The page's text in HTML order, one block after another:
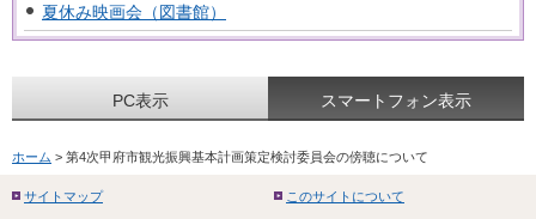
夏休み映画会（図書館）
PC表示 スマートフォン表示
ホーム > 第4次甲府市観光振興基本計画策定検討委員会の傍聴について
サイトマップ このサイトについて